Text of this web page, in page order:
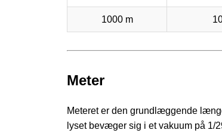
1000 m
Meter
Meteret er den grundlæggende
lyset bevæger sig i et vakuum på 1/